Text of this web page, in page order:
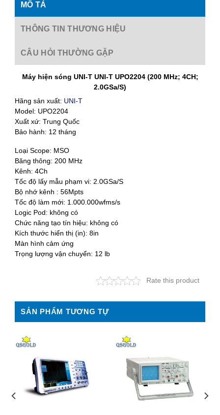
MÔ TẢ
THÔNG TIN THƯƠNG HIỆU
CÂU HỎI THƯỜNG GẶP
Máy hiện sóng UNI-T UNI-T UPO2204 (200 MHz; 4CH;
2.0GSa/S)
Hãng sản xuất: UNI-T
Model: UPO2204
Xuất xứ: Trung Quốc
Bảo hành: 12 tháng
Loại Scope: MSO
Băng thông: 200 MHz
Kênh: 4Ch
Tốc độ lấy mẫu phạm vi: 2.0GSa/S
Bộ nhớ kênh : 56Mpts
Tốc độ làm mới: 1.000.000wfms/s
Logic Pod: không có
Chức năng tạo tín hiệu: không có
Kích thước hiển thị (in): 8in
Màn hình cảm ứng
Trọng lượng vận chuyển: 12 lb
Rate this product
SẢN PHẨM TƯƠNG TỰ